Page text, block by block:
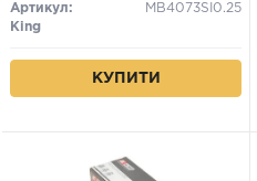
Артикул:
MB4073SI0.25
King
КУПИТИ